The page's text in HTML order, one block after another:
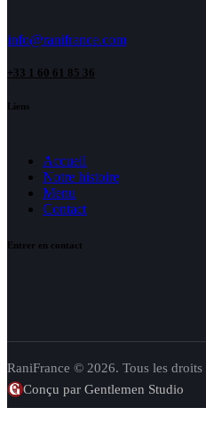
info@ranifrance.com
+33 1 60 61 85 36
Liens
Accueil
Notre histoire
Menu
Contact
Entrer en contact
RaniFrance © 2026. Tous les droits
Conçu par Gentlemen Studio